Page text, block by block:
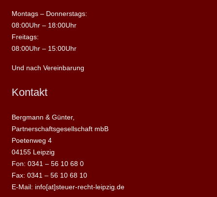
Montags – Donnerstags:
08:00Uhr – 18:00Uhr
Freitags:
08:00Uhr – 15:00Uhr
Und nach Vereinbarung
Kontakt
Bergmann & Günter,
Partnerschaftsgesellschaft mbB
Poetenweg 4
04155 Leipzig
Fon: 0341 – 56 10 68 0
Fax: 0341 – 56 10 68 10
E-Mail: info[at]steuer-recht-leipzig.de